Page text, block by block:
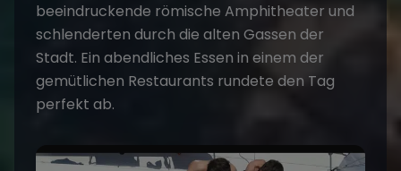
beeindruckende römische Amphitheater und
schlenderten durch die alten Gassen der
Stadt. Ein abendliches Essen in einem der
gemütlichen Restaurants rundete den Tag
perfekt ab.